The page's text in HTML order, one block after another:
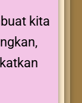
kita